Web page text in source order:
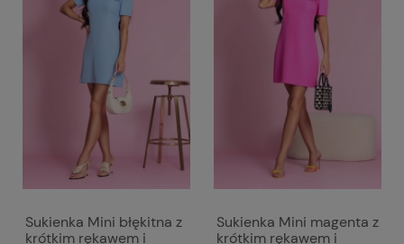
Sukienka Mini błękitna z
krótkim rękawem i
Sukienka Mini magenta z
krótkim rękawem i